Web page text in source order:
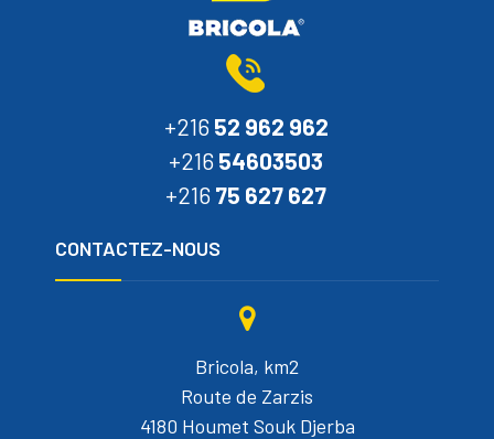
+216 52 962 962
+216 54603503
+216 75 627 627
CONTACTEZ-NOUS
Bricola, km2
Route de Zarzis
4180 Houmet Souk Djerba